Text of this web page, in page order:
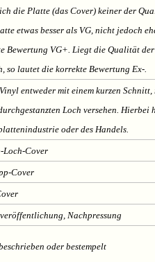
die Platte (das Cover) keiner der
etwas besser als VG, nicht jedoch
Bewertung VG+. Liegt die Qualität
so lautet die korrekte Bewertung Ex-.
entweder mit einem kurzen
Loch versehen. Hierbei
oder des Handels.
Loch-Cover
Cover
Nachpressung
oder bestempelt